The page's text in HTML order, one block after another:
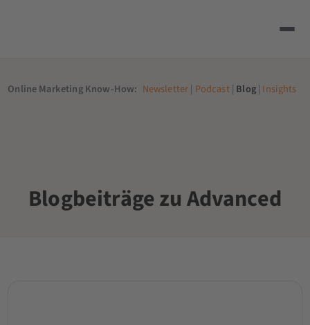
Online Marketing Know-How: Newsletter| Podcast| Blog| Insights
Blogbeiträge zu Advanced